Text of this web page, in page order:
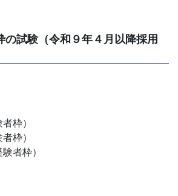
の試験（令和９年４月以降採用
枠）
枠）
者枠）